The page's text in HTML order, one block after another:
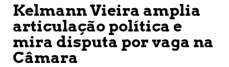
Kelmann Vieira amplia
articulação política e
mira disputa por vaga na
Câmara